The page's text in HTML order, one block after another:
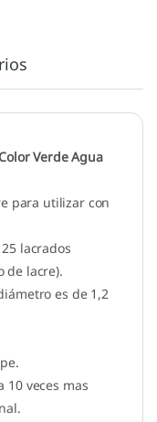
Verde Agua
para utilizar con
lacrados
de lacre).
es de 1,2
10 veces mas